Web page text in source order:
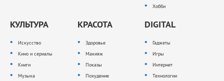
Хобби
КУЛЬТУРА
Искусство
Кино и сериалы
Книги
Музыка
КРАСОТА
Здоровье
Макияж
Показы
Похудение
DIGITAL
Гаджеты
Игры
Интернет
Технологии